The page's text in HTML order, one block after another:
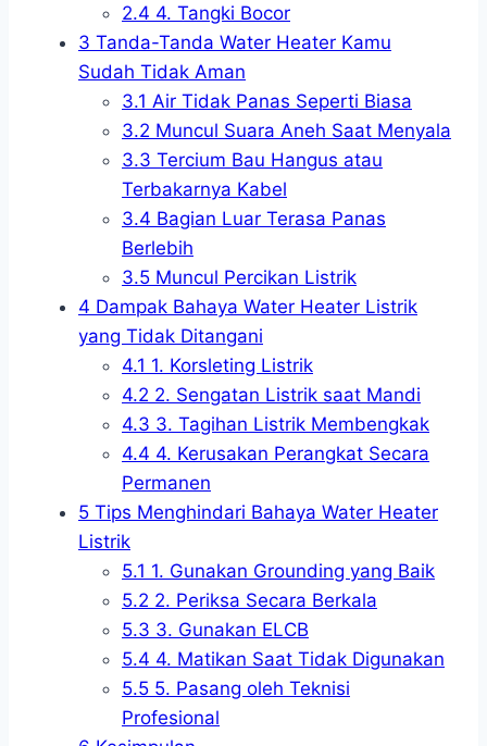
2.4 4. Tangki Bocor
3 Tanda-Tanda Water Heater Kamu
Sudah Tidak Aman
3.1 Air Tidak Panas Seperti Biasa
3.2 Muncul Suara Aneh Saat Menyala
3.3 Tercium Bau Hangus atau
Terbakarnya Kabel
3.4 Bagian Luar Terasa Panas
Berlebih
3.5 Muncul Percikan Listrik
4 Dampak Bahaya Water Heater Listrik
yang Tidak Ditangani
4.1 1. Korsleting Listrik
4.2 2. Sengatan Listrik saat Mandi
4.3 3. Tagihan Listrik Membengkak
4.4 4. Kerusakan Perangkat Secara
Permanen
5 Tips Menghindari Bahaya Water Heater
Listrik
5.1 1. Gunakan Grounding yang Baik
5.2 2. Periksa Secara Berkala
5.3 3. Gunakan ELCB
5.4 4. Matikan Saat Tidak Digunakan
5.5 5. Pasang oleh Teknisi
Profesional